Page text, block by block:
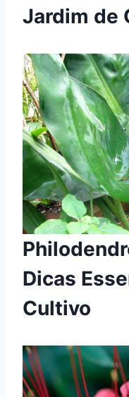
Jardim de
Dicas
Cultivo